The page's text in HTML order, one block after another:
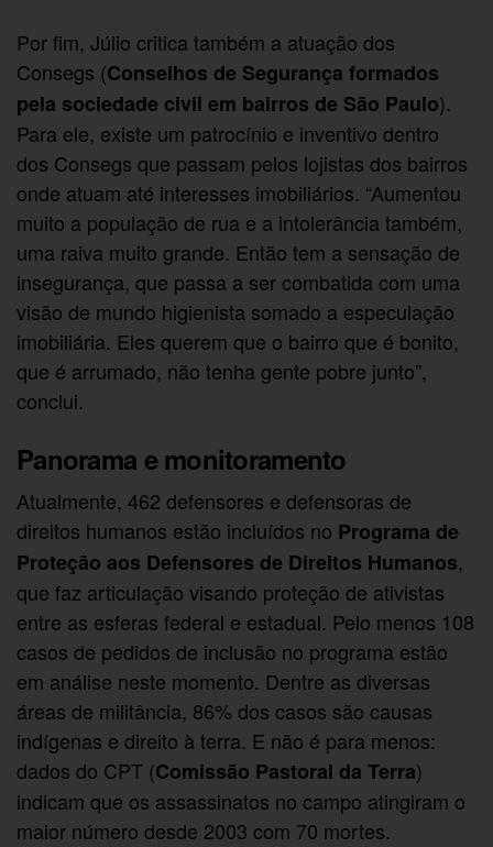
Por fim, Júlio critica também a atuação dos
Consegs (Conselhos de Segurança formados
pela sociedade civil em bairros de São Paulo).
Para ele, existe um patrocínio e inventivo dentro
dos Consegs que passam pelos lojistas dos bairros
onde atuam até interesses imobiliários. “Aumentou
muito a população de rua e a intolerância também,
uma raiva muito grande. Então tem a sensação de
insegurança, que passa a ser combatida com uma
visão de mundo higienista somado a especulação
imobiliária. Eles querem que o bairro que é bonito,
que é arrumado, não tenha gente pobre junto”,
conclui.
Panorama e monitoramento
Atualmente, 462 defensores e defensoras de
direitos humanos estão incluídos no Programa de
Proteção aos Defensores de Direitos Humanos,
que faz articulação visando proteção de ativistas
entre as esferas federal e estadual. Pelo menos 108
casos de pedidos de inclusão no programa estão
em análise neste momento. Dentre as diversas
áreas de militância, 86% dos casos são causas
indígenas e direito à terra. E não é para menos:
dados do CPT (Comissão Pastoral da Terra)
indicam que os assassinatos no campo atingiram o
maior número desde 2003 com 70 mortes.